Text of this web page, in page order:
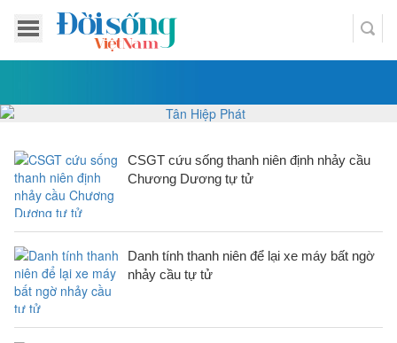
CSGT cứu sống thanh niên định nhảy cầu
Chương Dương tự tử
Danh tính thanh niên để lại xe máy bất ngờ
nhảy cầu tự tử